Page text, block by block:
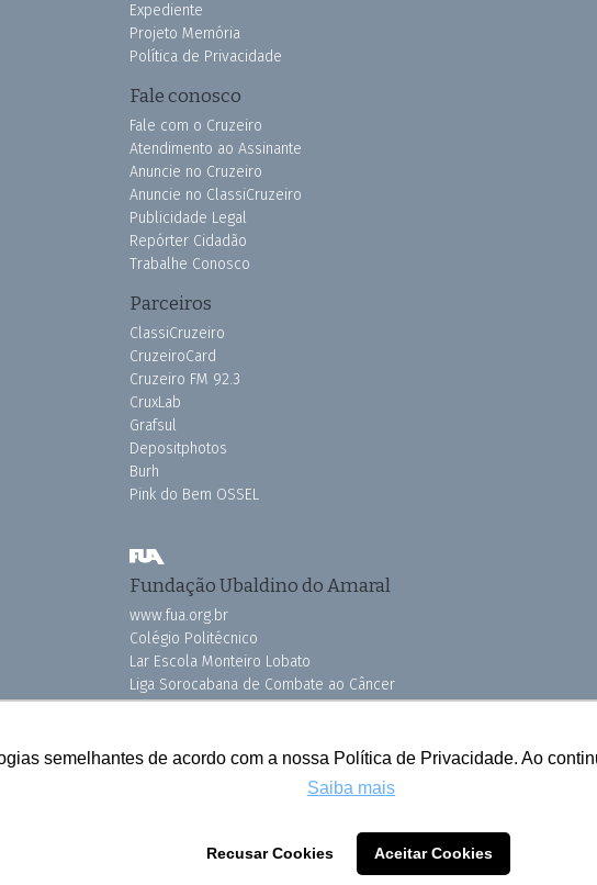
semelhantes de acordo com a nossa Política de Privacidade. Ao
Saiba mais
Recusar Cookies Aceitar Cookies
Expediente
Projeto Memória
Política de Privacidade
Fale conosco
Fale com o Cruzeiro
Atendimento ao Assinante
Anuncie no Cruzeiro
Anuncie no ClassiCruzeiro
Publicidade Legal
Repórter Cidadão
Trabalhe Conosco
Parceiros
ClassiCruzeiro
CruzeiroCard
Cruzeiro FM 92.3
CruxLab
Grafsul
Depositphotos
Burh
Pink do Bem OSSEL
Fundação Ubaldino do Amaral
www.fua.org.br
Colégio Politécnico
Lar Escola Monteiro Lobato
Liga Sorocabana de Combate ao Câncer
Vila dos Velhinhos
Todos os direitos reservados © 2025 Cruzeiro do Sul